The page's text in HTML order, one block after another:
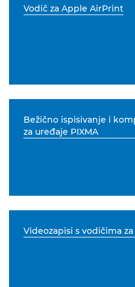
Vodič za Apple AirPrint
Bežično ispisivanje i
za uređaje PIXMA
Videozapisi s vodičima